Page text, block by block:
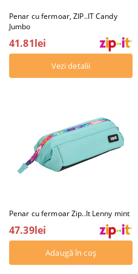
Penar cu fermoar, ZIP..IT Candy
Jumbo
41.81lei
Vezi detalii
Penar cu fermoar Zip..It Lenny mint
47.39lei